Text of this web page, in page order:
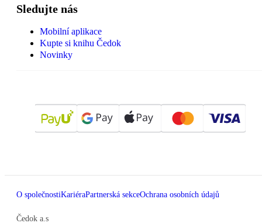
Sledujte nás
Mobilní aplikace
Kupte si knihu Čedok
Novinky
O společnostiKariéraPartnerská sekceOchrana osobních údajů
Čedok a.s